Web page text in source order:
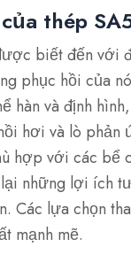
thép
biết đến với
phục hồi của
hàn và định
hơi và lò phản
hợp với các bể
những lợi ích
Các lựa chọn
mạnh mẽ.